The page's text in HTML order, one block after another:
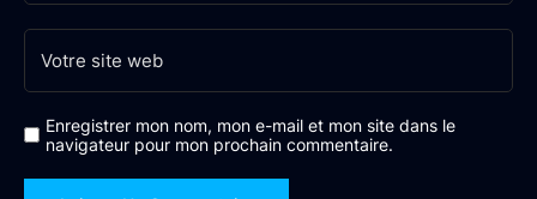
Enregistrer mon nom, mon e-mail et mon site dans le
navigateur pour mon prochain commentaire.